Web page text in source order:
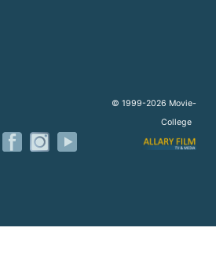
© 1999-2026 Movie-
College